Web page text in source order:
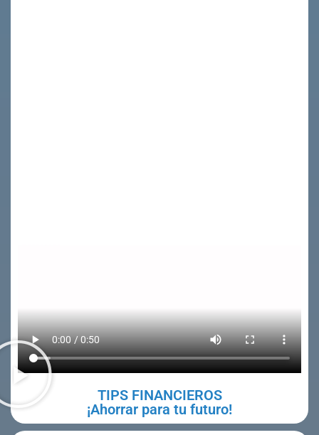
TIPS FINANCIEROS
¡Ahorrar para tu futuro!